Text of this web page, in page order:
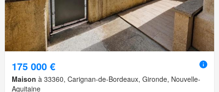
175 000 €
Maison à 33360, Carignan-de-Bordeaux, Gironde, Nouvelle-
Aquitaine